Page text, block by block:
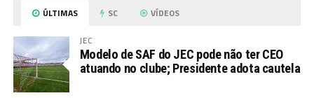
ÚLTIMAS SC VÍDEOS
JEC
Modelo de SAF do JEC pode não ter CEO
atuando no clube; Presidente adota cautela